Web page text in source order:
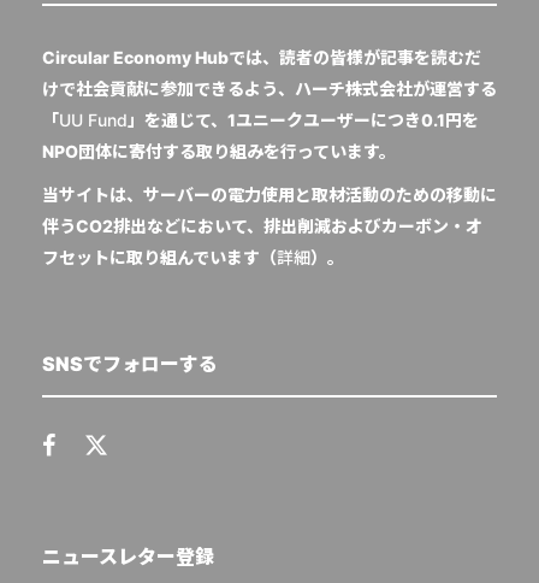
Circular Economy Hubでは、読者の皆様が記事を読むだ
けで社会貢献に参加できるよう、ハーチ株式会社が運営する
「UU Fund 」を通じて、1ユニークユーザーにつき0.1円を
NPO団体に寄付する取り組みを行っています。
当サイトは、サーバーの電力使用と取材活動のための移動に
伴うCO2排出などにおいて、排出削減およびカーボン・オ
フセットに取り組んでいます（詳細）。
SNSでフォローする
ニュースレター登録